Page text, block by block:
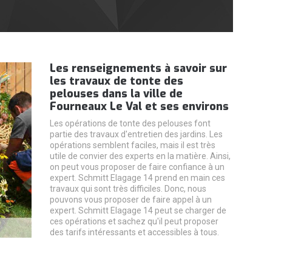
Les renseignements à savoir sur
les travaux de tonte des
pelouses dans la ville de
Fourneaux Le Val et ses environs
Les opérations de tonte des pelouses font
partie des travaux d'entretien des jardins. Les
opérations semblent faciles, mais il est très
utile de convier des experts en la matière. Ainsi,
on peut vous proposer de faire confiance à un
expert. Schmitt Elagage 14 prend en main ces
travaux qui sont très difficiles. Donc, nous
pouvons vous proposer de faire appel à un
expert. Schmitt Elagage 14 peut se charger de
ces opérations et sachez qu'il peut proposer
des tarifs intéressants et accessibles à tous.